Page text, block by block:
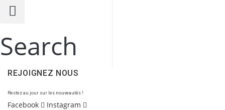
Search
REJOIGNEZ NOUS
Restez au jour sur les nouveautés !
Facebook
Instagram